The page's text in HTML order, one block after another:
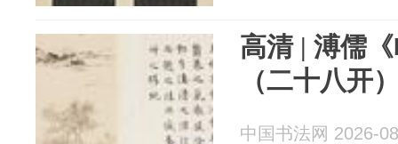
高清 | 溥儒
（二十八开
中国书法网 2026-